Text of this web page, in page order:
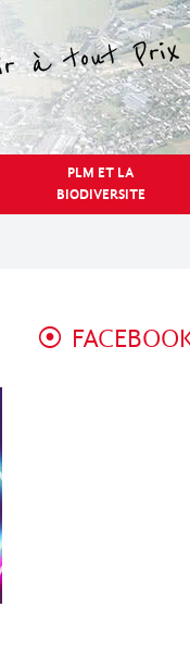
PLM ET LA
BIODIVERSITE